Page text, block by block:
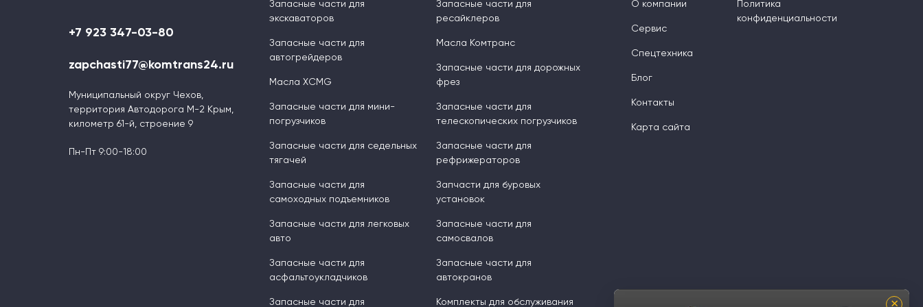
+7 923 347-03-80
zapchasti77@komtrans24.ru
Муниципальный округ Чехов,
территория Автодорога М-2 Крым,
километр 61-й, строение 9
Пн-Пт 9:00-18:00
Запасные части для
экскаваторов
Запасные части для
автогрейдеров
Масла XCMG
Запасные части для мини-
погрузчиков
Запасные части для седельных
тягачей
Запасные части для
самоходных подъемников
Запасные части для легковых
авто
Запасные части для
асфальтоукладчиков
Запасные части для
Запасные части для
ресайклеров
Масла Комтранс
Запасные части для дорожных
фрез
Запасные части для
телескопических погрузчиков
Запасные части для
рефрижераторов
Запчасти для буровых
установок
Запасные части для
самосвалов
Запасные части для
автокранов
Комплекты для обслуживания
О компании
Сервис
Спецтехника
Блог
Контакты
Карта сайта
Политика
конфиденциальности